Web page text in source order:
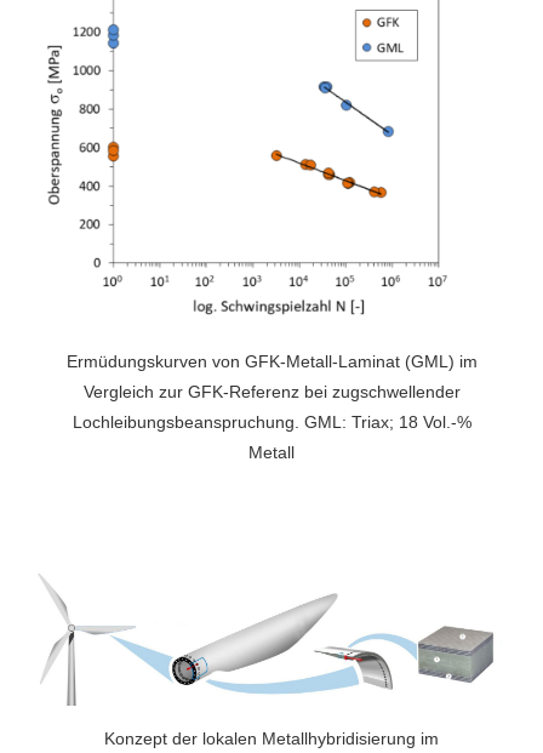
Ermüdungskurven von GFK-Metall-Laminat (GML) im
Vergleich zur GFK-Referenz bei zugschwellender
Lochleibungsbeanspruchung. GML: Triax; 18 Vol.-%
Metall
Konzept der lokalen Metallhybridisierung im